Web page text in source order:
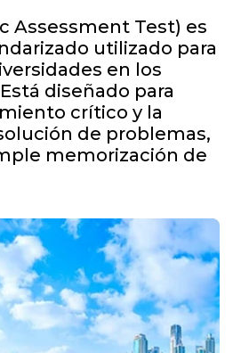
Assessment Test) es
utilizado para
en los
diseñado para
crítico y la
de problemas,
memorización de